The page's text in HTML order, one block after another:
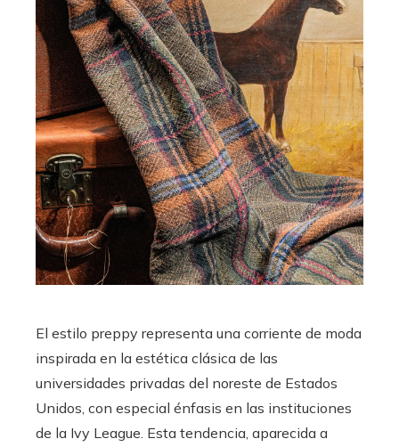
El estilo preppy representa una corriente de moda
inspirada en la estética clásica de las
universidades privadas del noreste de Estados
Unidos, con especial énfasis en las instituciones
de la Ivy League. Esta tendencia, aparecida a